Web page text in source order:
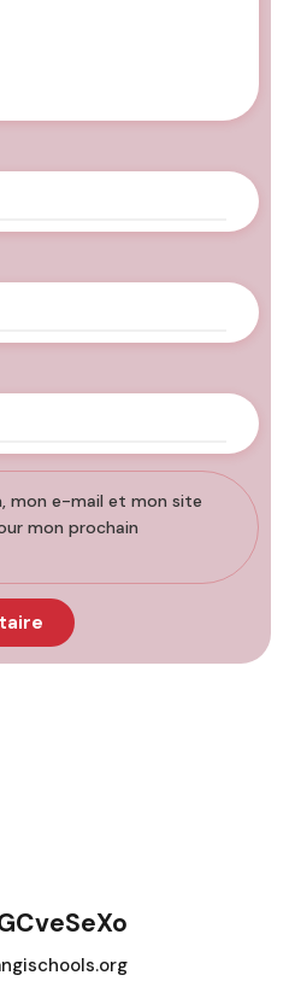
mon e-mail et mon site
mon prochain